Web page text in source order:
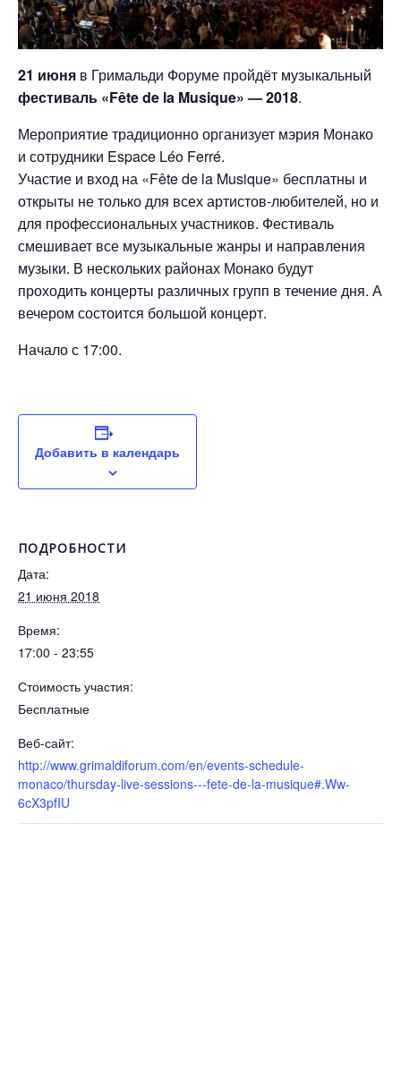
21 июня в Гримальди Форуме пройдёт музыкальный
фестиваль «Fête de la Musique» — 2018.
Мероприятие традиционно организует мэрия Монако
и сотрудники Espace Léo Ferré.
Участие и вход на «Fête de la Musique» бесплатны и
открыты не только для всех артистов-любителей, но и
для профессиональных участников. Фестиваль
смешивает все музыкальные жанры и направления
музыки. В нескольких районах Монако будут
проходить концерты различных групп в течение дня. А
вечером состоится большой концерт.
Начало с 17:00.
Добавить в календарь
ПОДРОБНОСТИ
Дата:
21 июня 2018
Время:
17:00 - 23:55
Стоимость участия:
Бесплатные
Веб-сайт:
http://www.grimaldiforum.com/en/events-schedule-
monaco/thursday-live-sessions---fete-de-la-musique#.Ww-
6cX3pfIU